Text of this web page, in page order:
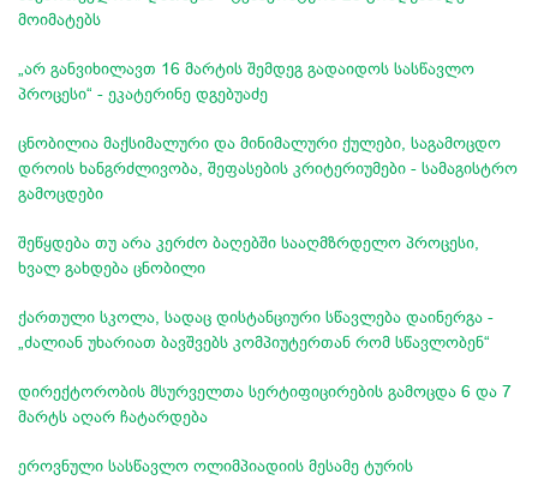
მოიმატებს
„არ განვიხილავთ 16 მარტის შემდეგ გადაიდოს სასწავლო
პროცესი“ - ეკატერინე დგებუაძე
ცნობილია მაქსიმალური და მინიმალური ქულები, საგამოცდო
დროის ხანგრძლივობა, შეფასების კრიტერიუმები - სამაგისტრო
გამოცდები
შეწყდება თუ არა კერძო ბაღებში სააღმზრდელო პროცესი,
ხვალ გახდება ცნობილი
ქართული სკოლა, სადაც დისტანციური სწავლება დაინერგა -
„ძალიან უხარიათ ბავშვებს კომპიუტერთან რომ სწავლობენ“
დირექტორობის მსურველთა სერტიფიცირების გამოცდა 6 და 7
მარტს აღარ ჩატარდება
ეროვნული სასწავლო ოლიმპიადიის მესამე ტურის